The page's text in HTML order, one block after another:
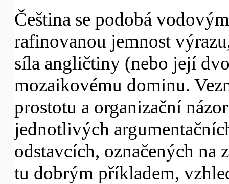
Čeština se podobá
rafinovanou jemnost
síla angličtiny (nebo její
mozaikovému dominu.
prostotu a organizační
jednotlivých
odstavcích, označených na
tu dobrým příkladem,